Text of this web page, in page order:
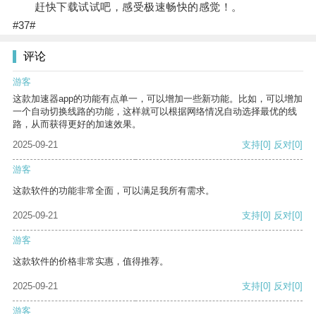
赶快下载试试吧，感受极速畅快的感觉！。
#37#
评论
游客
这款加速器app的功能有点单一，可以增加一些新功能。比如，可以增加
一个自动切换线路的功能，这样就可以根据网络情况自动选择最优的线
路，从而获得更好的加速效果。
2025-09-21
支持[0] 反对[0]
游客
这款软件的功能非常全面，可以满足我所有需求。
2025-09-21 支持[0] 反对[0]
游客
这款软件的价格非常实惠，值得推荐。
2025-09-21 支持[0] 反对[0]
游客